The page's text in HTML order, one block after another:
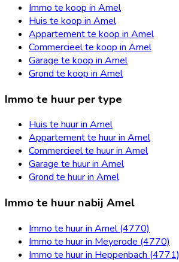
Immo te koop in Amel
Huis te koop in Amel
Appartement te koop in Amel
Commercieel te koop in Amel
Garage te koop in Amel
Grond te koop in Amel
Immo te huur per type
Huis te huur in Amel
Appartement te huur in Amel
Commercieel te huur in Amel
Garage te huur in Amel
Grond te huur in Amel
Immo te huur nabij Amel
Immo te huur in Amel (4770)
Immo te huur in Meyerode (4770)
Immo te huur in Heppenbach (4771)